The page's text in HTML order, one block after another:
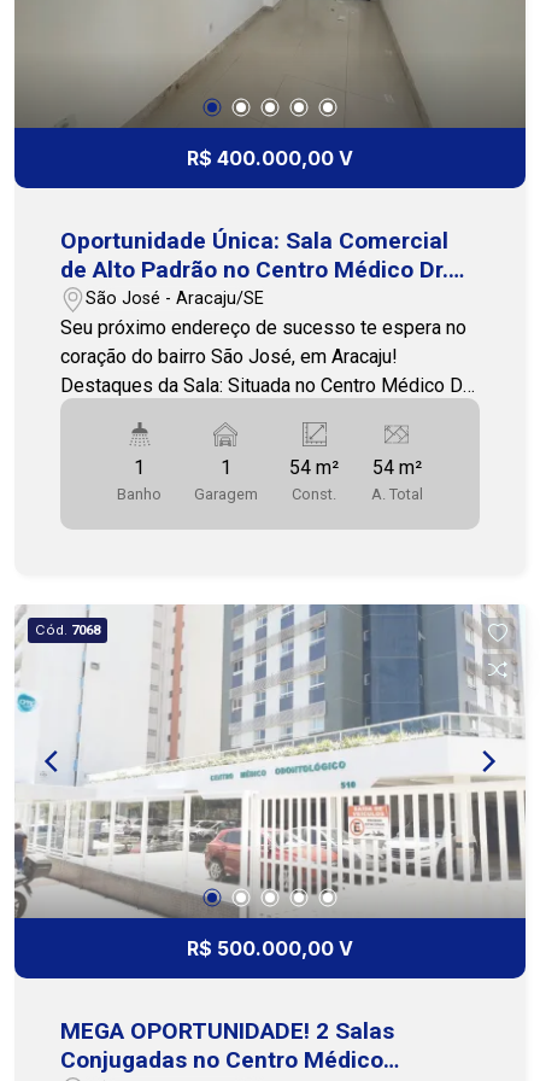
Imobiliaria - PJ 208 3231-3231 / 79 99809-2358
R$ 400.000,00 V
Oportunidade Única: Sala Comercial
de Alto Padrão no Centro Médico Dr.
José Augusto Barreto!
São José - Aracaju/SE
Seu próximo endereço de sucesso te espera no
coração do bairro São José, em Aracaju!
Destaques da Sala: Situada no Centro Médico Dr.
José Augusto Barreto, um dos endereços mais
conceituados e de maior fluxo de público na área
de saúde de Aracaju. Ideal para médicos,
dentistas, psicólogos e outros profissionais da
saúde e áreas afins. Com generosos 54m² de
escritório moderno, confortável e eficiente. O
Centro Médico oferece segurança, elevadores
modernos, recepção e estacionamento rotativo,
garantindo conforto e comodidade para você e
seus clientes/pacientes. Estar em um centro
médico é sinônimo de visibilidade e constante
circulação de pessoas que buscam serviços de
saúde e bem-estar. Não perca a chance de elevar
o nível do seu negócio em um dos melhores
pontos da cidade! Entre em contato agora e
agende sua visita! Cohab Premium Imobiliaria -
PJ 208 3231-3231 / 79 99809-2358
1
Banho
1
Garagem
54 m²
Const.
54 m²
A. Total
Cód. 7068
R$ 500.000,00 V
MEGA OPORTUNIDADE! 2 Salas
Conjugadas no Centro Médico